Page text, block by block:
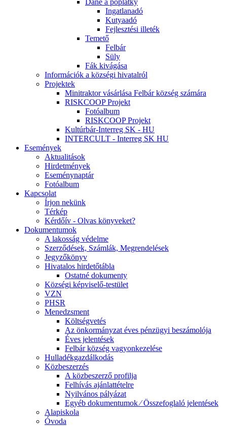
Dane a poplatky
Ingatlanadó
Kutyaadó
Fejlesztési illeték
Temető
Felbár
Süly
Fák kivágása
Információk a községi hivatalról
Projektek
Minitraktor vásárlása Felbár község számára
RISKCOOP Projekt
Fotóalbum
RISKCOOP Projekt
Kultúrbár-Interreg SK - HU
INTERCULT - Interreg SK HU
Események
Aktualitások
Hirdetmények
Eseménynaptár
Fotóalbum
Kapcsolat
Írjon nekünk
Térkép
Kérdőív - Olvas könyveket?
Dokumentumok
A lakosság védelme
Szerződések, Számlák, Megrendelések
Jegyzőkönyv
Hivatalos hirdetőtábla
Ostatné dokumenty
Községi képviselő-testület
VZN
PHSR
Menedzsment
Költségvetés
Az önkormányzat éves pénzügyi beszámolója
Éves jelentések
Felbár község vagyonkezelése
Hulladékgazdálkodás
Közbeszerzés
A közbeszerző profilja
Felhívás ajánlattételre
Nyilvános pályázat
Egyéb dokumentumok ⁄ Összefoglaló jelentések
Alapiskola
Óvoda